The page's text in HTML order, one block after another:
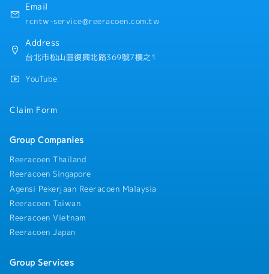
Email
rcntw-service@reeracoen.com.tw
Address
台北市松山區復興北路369號7樓之1
YouTube
Claim Form
Group Companies
Reeracoen Thailand
Reeracoen Singapore
Agensi Pekerjaan Reeracoen Malaysia
Reeracoen Taiwan
Reeracoen Vietnam
Reeracoen Japan
Group Services